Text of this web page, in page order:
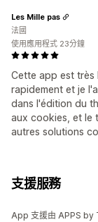
Cette app est très
rapidement et je
dans l'édition du
aux cookies, et le
autres solutions
Les Mille pas
法國
使用應用程式 23分鐘
支援服務
App 支援由 APPS by